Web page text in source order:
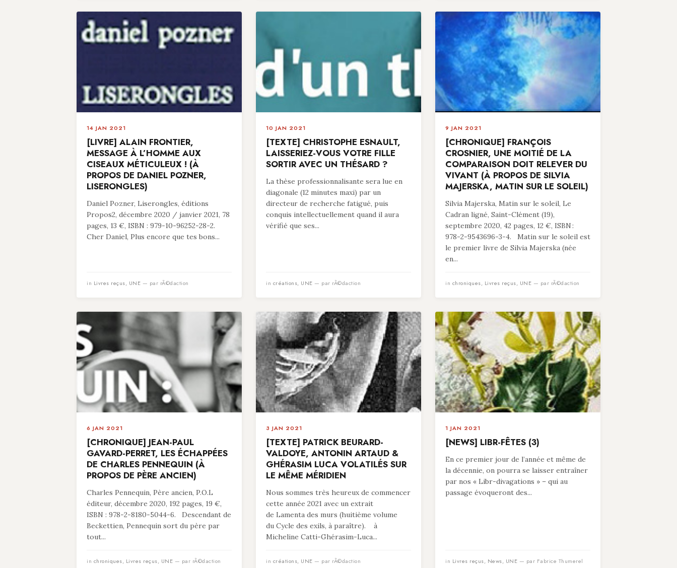
14 JAN 2021
[LIVRE] ALAIN FRONTIER,
MESSAGE À L’HOMME AUX
CISEAUX MÉTICULEUX ! (À
PROPOS DE DANIEL POZNER,
LISERONGLES)
Daniel Pozner, Liserongles, éditions
Propos2, décembre 2020 / janvier 2021, 78
pages, 13 €, ISBN : 979-10-96252-28-2.
Cher Daniel, Plus encore que tes bons...
in Livres reçus, UNE — par rÃ©daction
10 JAN 2021
[TEXTE] CHRISTOPHE ESNAULT,
LAISSERIEZ-VOUS VOTRE FILLE
SORTIR AVEC UN THÉSARD ?
La thèse professionnalisante sera lue en
diagonale (12 minutes maxi) par un
directeur de recherche fatigué, puis
conquis intellectuellement quand il aura
vérifié que ses...
in créations, UNE — par rÃ©daction
9 JAN 2021
[CHRONIQUE] FRANÇOIS
CROSNIER, UNE MOITIÉ DE LA
COMPARAISON DOIT RELEVER DU
VIVANT (À PROPOS DE SILVIA
MAJERSKA, MATIN SUR LE SOLEIL)
Silvia Majerska, Matin sur le soleil, Le
Cadran ligné, Saint-Clément (19),
septembre 2020, 42 pages, 12 €, ISBN :
978-2-9543696-3-4. Matin sur le soleil est
le premier livre de Silvia Majerska (née
en...
in chroniques, Livres reçus, UNE — par rÃ©daction
6 JAN 2021
[CHRONIQUE] JEAN-PAUL
GAVARD-PERRET, LES ÉCHAPPÉES
DE CHARLES PENNEQUIN (À
PROPOS DE PÈRE ANCIEN)
Charles Pennequin, Père ancien, P.O.L
éditeur, décembre 2020, 192 pages, 19 €,
ISBN : 978-2-8180-5044-6. Descendant de
Beckettien, Pennequin sort du père par
tout...
in chroniques, Livres reçus, UNE — par rÃ©daction
3 JAN 2021
[TEXTE] PATRICK BEURARD-
VALDOYE, ANTONIN ARTAUD &
GHÉRASIM LUCA VOLATILÉS SUR
LE MÊME MÉRIDIEN
Nous sommes très heureux de commencer
cette année 2021 avec un extrait
de Lamenta des murs (huitième volume
du Cycle des exils, à paraître). à
Micheline Catti-Ghérasim-Luca...
in créations, UNE — par rÃ©daction
1 JAN 2021
[NEWS] LIBR-FÊTES (3)
En ce premier jour de l’année et même de
la décennie, on pourra se laisser entraîner
par nos « Libr-divagations » – qui au
passage évoqueront des...
in Livres reçus, News, UNE — par Fabrice Thumerel